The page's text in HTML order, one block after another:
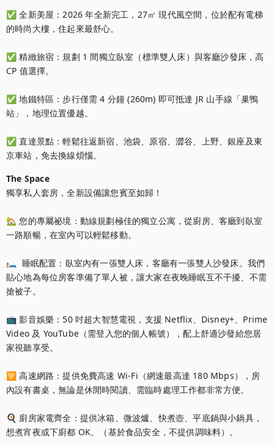
✅ 全新美屋：2026 年全新完工，27㎡ 現代風空間，位於配有電梯
的時尚大樓，住起來最舒心。
✅ 精緻旅宿：規劃 1 間獨立臥室（標準雙人床）與客廳沙發床，高
CP 值選擇。
✅ 地鐵特區：步行僅需 4 分鐘 (260m) 即可抵達 JR 山手線「巢鴨
站」，地理位置優越。
✅ 直達景點：輕鬆往返新宿、池袋、原宿、澀谷、上野、銀座及東
京車站，免去換線煩惱。
The Space
獨享私人套房，全新設備讓您賓至如歸！
🏡 您的專屬祕境：動線規劃極佳的獨立公寓，從廚房、客廳到臥室
一路順暢，在室內可以輕鬆移動。
🛏  睡眠配置：臥室內有一張雙人床，客廳有一張雙人沙發床。我們
貼心地為每位房客準備了單人被，讓大家在夜晚睡眠互不干擾、不需
搶被子。
📺 影音娛樂：50 吋超大智慧電視，支援 Netflix、Disney+、Prime
Video 及 YouTube（需登入您的個人帳號），配上舒適沙發給您居
家視聽享受。
🛜 高速網路：提供免費高速 Wi-Fi（網速最高達 180 Mbps），房
內設有書桌，無論是休閒時閱讀、需臨時處理工作都非常方便。
🍳 廚房家電齊全：提供冰箱、微波爐、快煮壺、平底鍋與小鍋具，
想煮宵夜或下廚都 OK。（基於食品安全，不提供調味料）。